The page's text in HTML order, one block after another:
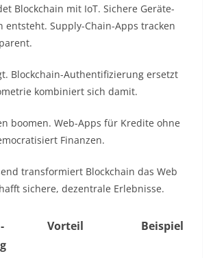
Blockchain mit IoT. Sichere Geräte-
entsteht. Supply-Chain-Apps tracken
Blockchain-Authentifizierung ersetzt
kombiniert sich damit.​
boomen. Web-Apps für Kredite ohne
Finanzen.​
transformiert Blockchain das Web
sichere, dezentrale Erlebnisse.​
Vorteil Beispiel